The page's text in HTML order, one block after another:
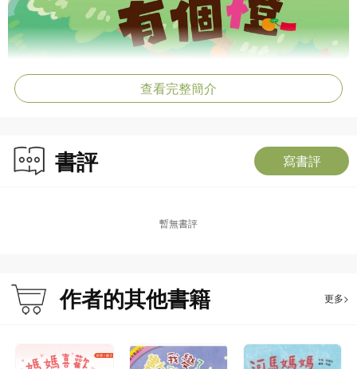
查看完整簡介
書評 寫書評
暫無書評
作者的其他書籍 更多>